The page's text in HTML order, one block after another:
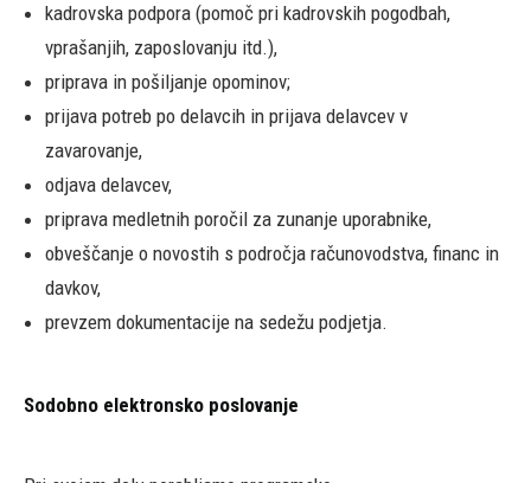
kadrovska podpora (pomoč pri kadrovskih pogodbah,
vprašanjih, zaposlovanju itd.),
priprava in pošiljanje opominov;
prijava potreb po delavcih in prijava delavcev v
zavarovanje,
odjava delavcev,
priprava medletnih poročil za zunanje uporabnike,
obveščanje o novostih s področja računovodstva, financ in
davkov,
prevzem dokumentacije na sedežu podjetja.
Sodobno elektronsko poslovanje